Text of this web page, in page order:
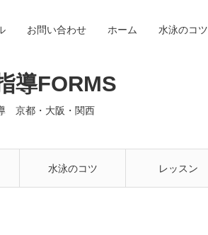
導FORMS
京都・大阪・関西
水泳のコツ レッスン
お問い合わせ ホーム 水泳のコツ